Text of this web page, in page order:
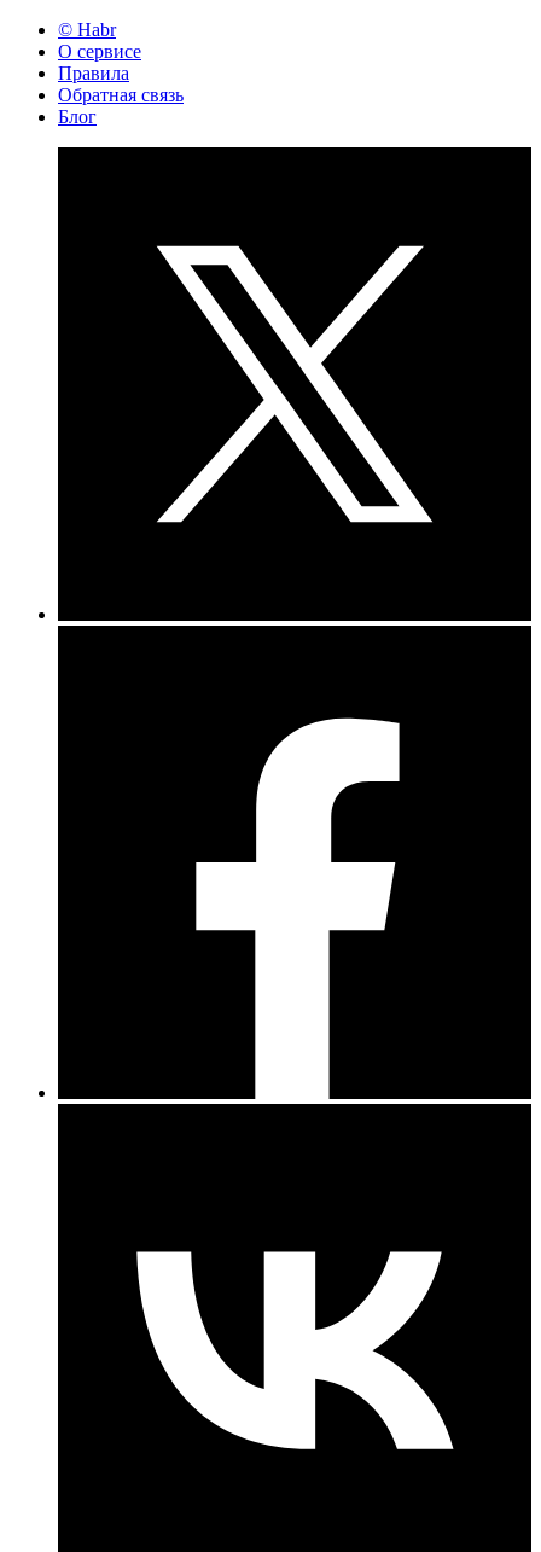
© Habr
О сервисе
Правила
Обратная связь
Блог